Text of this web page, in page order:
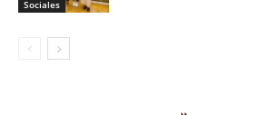
Sociales